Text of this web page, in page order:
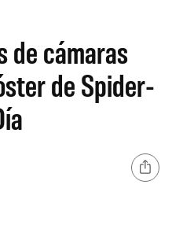
de cámaras
de Spider-